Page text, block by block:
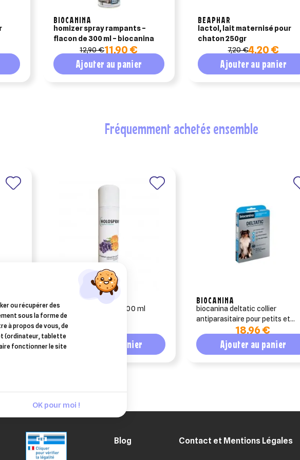
BIOCANINA
homizer spray rampants –
flacon de 300 ml – biocanina
12,90 €11,90 €
Ajouter au panier
BEAPHAR
lactol, lait maternisé pour
chaton 250gr
7,20 €4,20 €
Ajouter au panier
fréquemment achetés ensemble
HUVEPHARMA
holospray nettoyant 300 ml
Ajouter au panier
BIOCANINA
biocanina deltatic collier
antiparasitaire pour petits et
moyens chiens18,96 €
Ajouter au panier
Blog Contact et Mentions Légales
ou récupérer des
sous la forme de
à propos de vous, de
(ordinateur, tablette
fonctionner le site
OK pour moi !